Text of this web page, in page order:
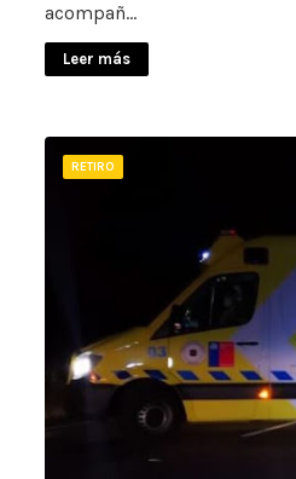
acompañ…
Leer más
RETIRO